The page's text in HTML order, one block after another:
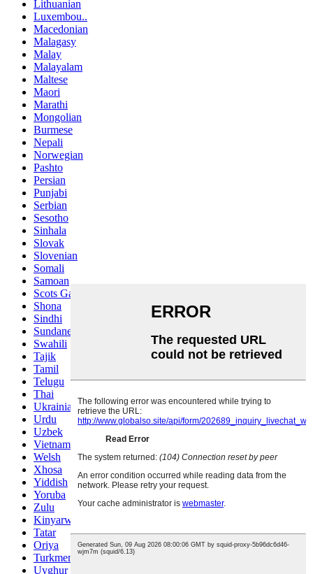
Lithuanian
Luxembou..
Macedonian
Malagasy
Malay
Malayalam
Maltese
Maori
Marathi
Mongolian
Burmese
Nepali
Norwegian
Pashto
Persian
Punjabi
Serbian
Sesotho
Sinhala
Slovak
Slovenian
Somali
Samoan
Scots Gaelic
Shona
Sindhi
Sundanese
Swahili
Tajik
Tamil
Telugu
Thai
Ukrainian
Urdu
Uzbek
Vietnamese
Welsh
Xhosa
Yiddish
Yoruba
Zulu
Kinyarwanda
Tatar
Oriya
Turkmen
Uyghur